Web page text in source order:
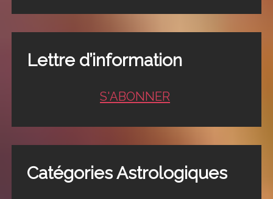
Lettre d’information
S'ABONNER
Catégories Astrologiques